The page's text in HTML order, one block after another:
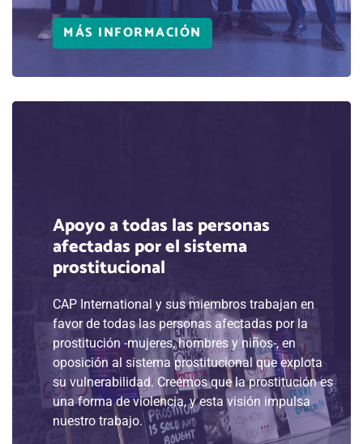
MÁS INFORMACIÓN
Apoyo a todas las personas
afectadas por el sistema
prostitucional
CAP International y sus miembros trabajan en
favor de todas las personas afectadas por la
prostitución -mujeres, hombres y niños-, en
oposición al sistema prostitucional que explota
su vulnerabilidad. Creemos que la prostitución es
una forma de violencia, y esta visión impulsa
nuestro trabajo.